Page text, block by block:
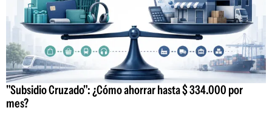
"Subsidio Cruzado": ¿Cómo ahorrar hasta $ 334.000 por
mes?